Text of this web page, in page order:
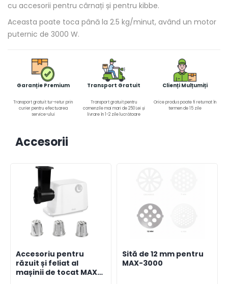
cu accesorii pentru cârnați și pentru kibbe.
Aceasta poate toca până la 2.5 kg/minut, având un motor
puternic de 3000 W.
Garanție Premium
Transport gratuit tur-retur prin
curier pentru efectuarea
service-ului
Transport Gratuit
Transport gratuit pentru
comenzile mai mari de 250 Lei și
livrare în 1-2 zile lucrătoare
Clienți Mulțumiți
Orice produs poate fi returnat în
termen de 15 zile
Accesorii
Accesoriu pentru
răzuit și feliat al
mașinii de tocat MAX-
Sită de 12 mm pentru
MAX-3000